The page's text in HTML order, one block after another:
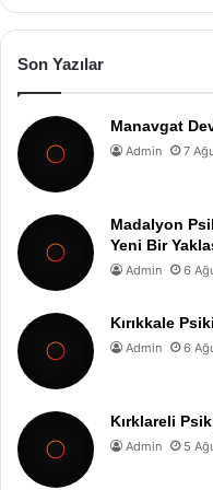
Son Yazılar
Manavgat
Admin 7
Madalyon
Yeni Bir
Admin 6
Kırıkkale
Admin 6
Kırklareli
Admin 5